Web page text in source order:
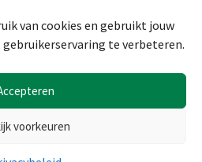
van cookies en gebruikt jouw
te verbeteren.
voorkeuren